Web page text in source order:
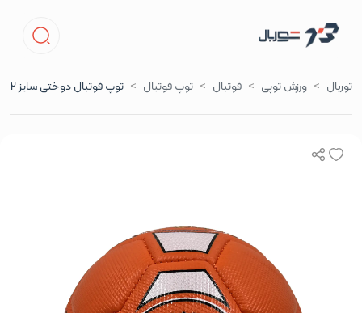
توربال ورزش توپی فوتبال توپ فوتبال توپ فوتبال دوختی سایز 2 منچستر یونایتد نارنجی